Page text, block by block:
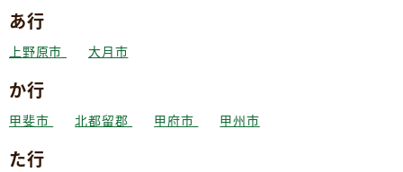
あ行
上野原市 大月市
か行
甲斐市 北都留郡 甲府市 甲州市
た行